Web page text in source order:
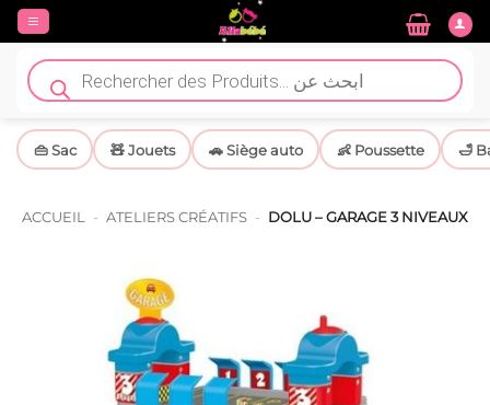
Passer
contenu
Recherche
de
produits
👜 Sac 🧸 Jouets 🚗 Siège auto 👶 Poussette 🛁
ACCUEIL - ATELIERS CRÉATIFS - DOLU – GARAGE 3 NIVEAUX